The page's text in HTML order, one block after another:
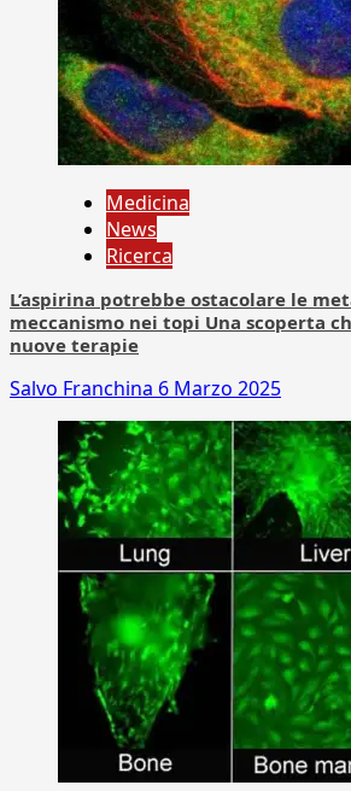
Medicina
News
Ricerca
L’aspirina potrebbe ostacolare le
meccanismo nei topi Una scoperta
nuove terapie
Salvo Franchina 6 Marzo 2025